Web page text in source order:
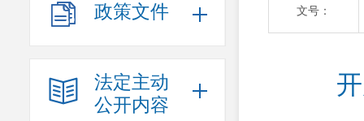
政策文件
法定主动
公开内容
文号：